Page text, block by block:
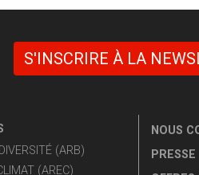
S'INSCRIRE À LA
(ARB)
(AREC)
NOUS
PRESSE